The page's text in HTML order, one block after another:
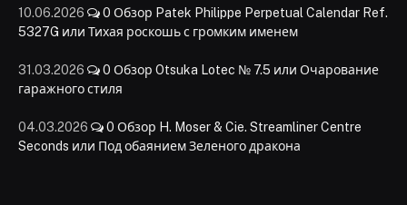
10.06.2026 0 Обзор Patek Philippe Perpetual Calendar Ref.
5327G или Тихая роскошь с громким именем
31.03.2026 0 Обзор Otsuka Lotec № 7.5 или Очарование
гаражного стиля
04.03.2026 0 Обзор H. Moser & Cie. Streamliner Centre
Seconds или Под обаянием Зеленого дракона